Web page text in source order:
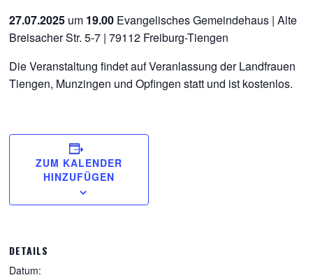
27.07.2025 um 19.00 Evangelisches Gemeindehaus | Alte
Breisacher Str. 5-7 | 79112 Freiburg-Tiengen
Die Veranstaltung findet auf Veranlassung der Landfrauen
Tiengen, Munzingen und Opfingen statt und ist kostenlos.
ZUM KALENDER
HINZUFÜGEN
DETAILS
Datum: